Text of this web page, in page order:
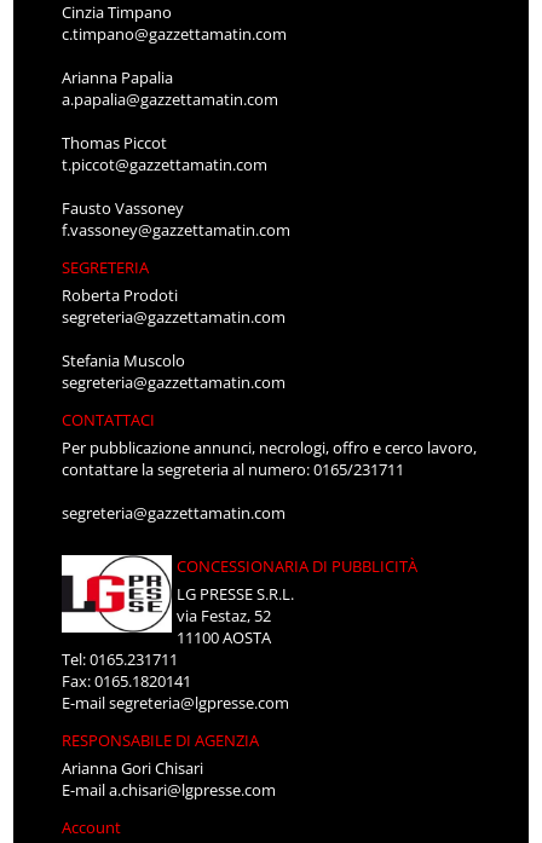
Cinzia Timpano
c.timpano@gazzettamatin.com
Arianna Papalia
a.papalia@gazzettamatin.com
Thomas Piccot
t.piccot@gazzettamatin.com
Fausto Vassoney
f.vassoney@gazzettamatin.com
SEGRETERIA
Roberta Prodoti
segreteria@gazzettamatin.com
Stefania Muscolo
segreteria@gazzettamatin.com
CONTATTACI
Per pubblicazione annunci, necrologi, offro e cerco lavoro,
contattare la segreteria al numero: 0165/231711
segreteria@gazzettamatin.com
CONCESSIONARIA DI PUBBLICITÀ
LG PRESSE S.R.L.
via Festaz, 52
11100 AOSTA
Tel: 0165.231711
Fax: 0165.1820141
E-mailsegreteria@lgpresse.com
RESPONSABILE DI AGENZIA
Arianna Gori Chisari
E-maila.chisari@lgpresse.com
Account